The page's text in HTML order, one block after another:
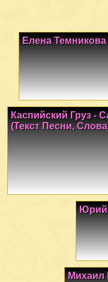
Елена
Каспийский Груз -
(Текст Песни,
Юрий
Михаил